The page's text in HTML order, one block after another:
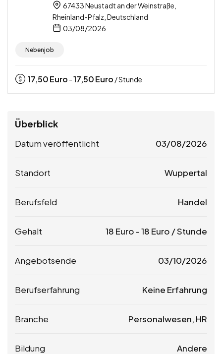
67433 Neustadt an der Weinstraße,
Rheinland-Pfalz, Deutschland
03/08/2026
Nebenjob
17,50Euro -17,50Euro / Stunde
Überblick
Datum veröffentlicht 03/08/2026
Standort Wuppertal
Berufsfeld Handel
Gehalt 18 Euro -18 Euro / Stunde
Angebotsende 03/10/2026
Berufserfahrung Keine Erfahrung
Branche Personalwesen, HR
Bildung Andere